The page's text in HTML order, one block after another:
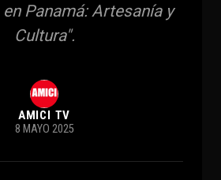
Panamá: Artesanía y
Cultura".
AMICI TV
8 MAYO 2025